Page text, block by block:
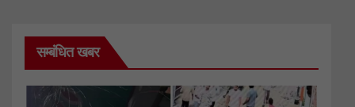
सम्बंधित खबर